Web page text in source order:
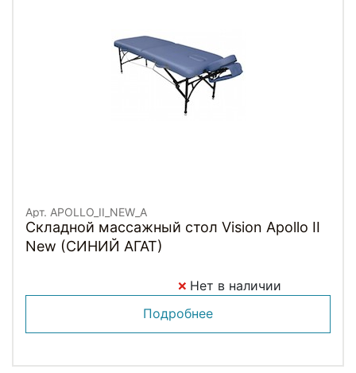
Арт. APOLLO_II_NEW_A
Складной массажный стол Vision Apollo II
New (СИНИЙ АГАТ)
Нет в наличии
Подробнее